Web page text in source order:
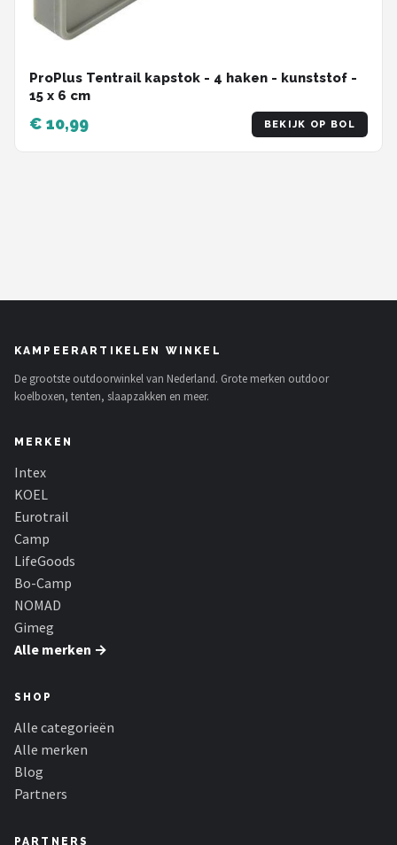
ProPlus Tentrail kapstok - 4 haken - kunststof -
15 x 6 cm
€ 10,99 BEKIJK OP BOL
KAMPEERARTIKELEN WINKEL
De grootste outdoorwinkel van Nederland. Grote merken outdoor
koelboxen, tenten, slaapzakken en meer.
MERKEN
Intex
KOEL
Eurotrail
Camp
LifeGoods
Bo-Camp
NOMAD
Gimeg
Alle merken →
SHOP
Alle categorieën
Alle merken
Blog
Partners
PARTNERS